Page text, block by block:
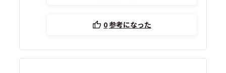
0参考になった